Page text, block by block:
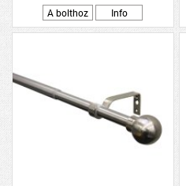
A bolthoz
Info